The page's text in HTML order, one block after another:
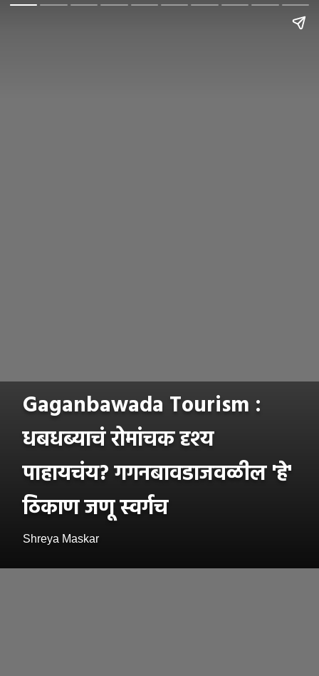
Gaganbawada Tourism :
धबधब्याचं रोमांचक दृश्य
पाहायचंय? गगनबावडाजवळील 'हे'
ठिकाण जणू स्वर्गच
Shreya Maskar